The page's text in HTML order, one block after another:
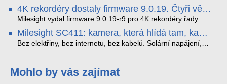
tak, aby poskytoval komplexní nástroje pro vymáhání
dopravních předpisů, zvyšoval bezpečnost na silnicích a
optimalizoval plynulost dopravy v moderních městech.
panoramatická kamera HDIP738ADB skládá obraz ze dvou
4MP senzorů SONY do jednoho čistého 180° záběru bez
zkreslení. K tomu přidává AI detekci osob a vozidel,
YouTube – bez běžícího počítače.
4K rekordéry dostaly firmware 9.0.19. Čtyři věci,
které musíte vědět.
Milesight vydal firmware 9.0.19-r9 pro 4K rekordéry řady
které vám zjednoduší práci – a jedna z nich vám ušetří
spoustu zbytečných výjezdů k zákazníkům.
Milesight SC411: kamera, která hlídá tam, kam
kabel nedosáhne
Bez elektřiny, bez internetu, bez kabelů. Solární napájení,
váš telefon. Podívejte se na video.
Mohlo by vás zajímat